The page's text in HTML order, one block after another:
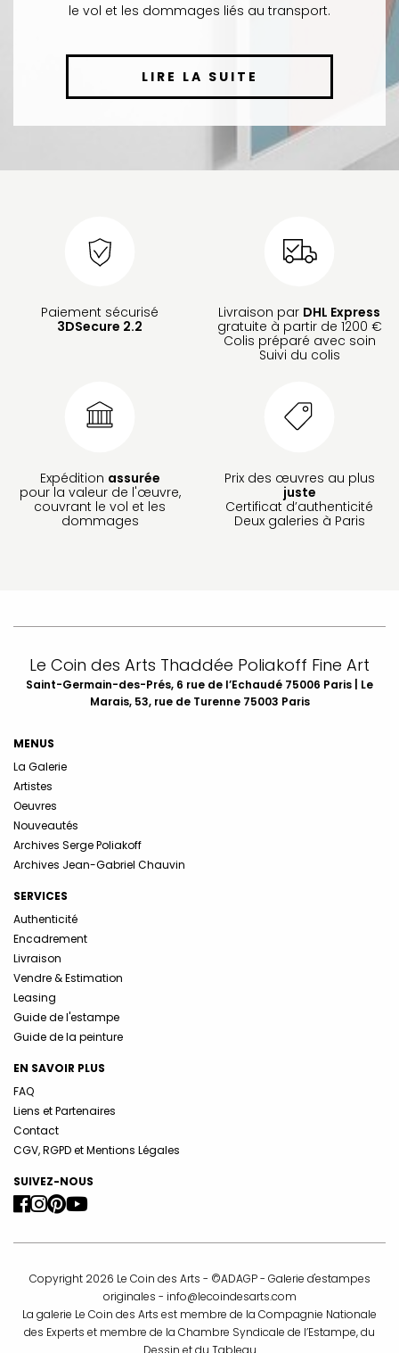
le vol et les dommages liés au transport.
LIRE LA SUITE
Paiement sécurisé
3DSecure 2.2
Livraison par DHL Express
gratuite à partir de 1200 €
Colis préparé avec soin
Suivi du colis
Expédition assurée
pour la valeur de l'œuvre,
couvrant le vol et les
dommages
Prix des œuvres au plus
juste
Certificat d’authenticité
Deux galeries à Paris
Le Coin des Arts Thaddée Poliakoff Fine Art
Saint-Germain-des-Prés, 6 rue de l’Echaudé 75006 Paris | Le
Marais, 53, rue de Turenne 75003 Paris
MENUS
La Galerie
Artistes
Oeuvres
Nouveautés
Archives Serge Poliakoff
Archives Jean-Gabriel Chauvin
SERVICES
Authenticité
Encadrement
Livraison
Vendre & Estimation
Leasing
Guide de l'estampe
Guide de la peinture
EN SAVOIR PLUS
FAQ
Liens et Partenaires
Contact
CGV, RGPD et Mentions Légales
SUIVEZ-NOUS
Copyright 2026 Le Coin des Arts - ©ADAGP - Galerie d'estampes
originales - info@lecoindesarts.com
La galerie Le Coin des Arts est membre de la Compagnie Nationale
des Experts et membre de la Chambre Syndicale de l’Estampe, du
Dessin et du Tableau